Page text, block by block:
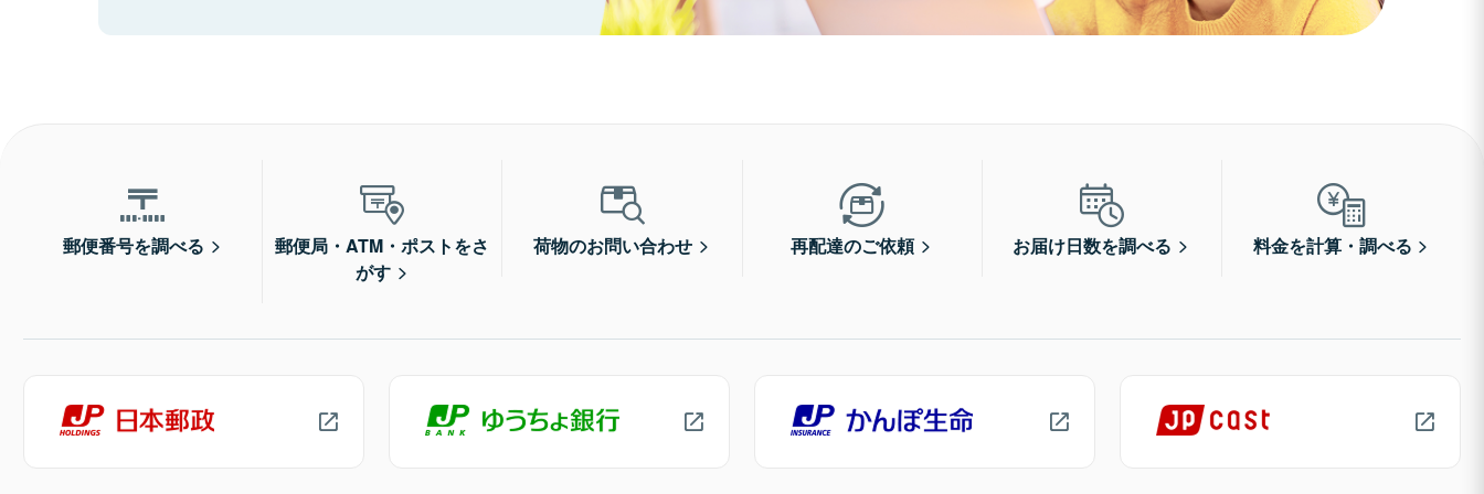
郵便番号を調べる
郵便局・ATM・ポストをさ
がす
荷物のお問い合わせ 再配達のご依頼 お届け日数を調べる 料金を計算・調べる